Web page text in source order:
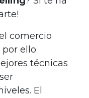
comercio
ello
técnicas
El